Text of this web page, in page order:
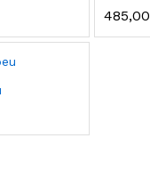
485,00